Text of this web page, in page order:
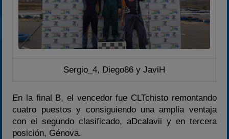
Sergio_4, Diego86 y JaviH
En la final B, el vencedor fue CLTchisto remontando
cuatro puestos y consiguiendo una amplia ventaja
con el segundo clasificado, aDcalavii y en tercera
posición, Génova.